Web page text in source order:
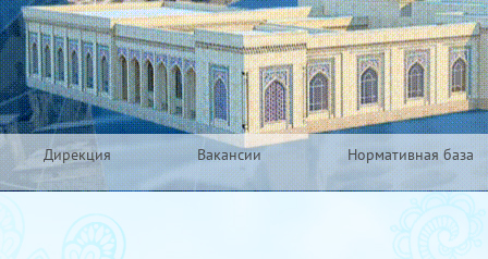
Дирекция Вакансии Нормативная база